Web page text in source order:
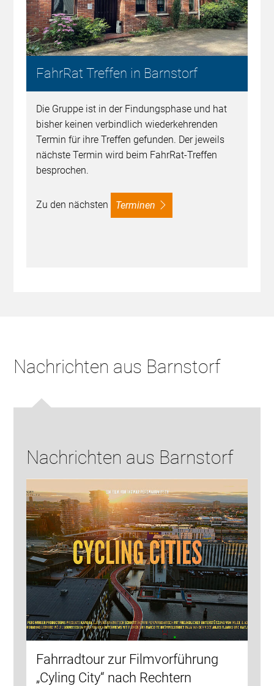
FahrRat Treffen in Barnstorf
Die Gruppe ist in der Findungsphase und hat
bisher keinen verbindlich wiederkehrenden
Termin für ihre Treffen gefunden. Der jeweils
nächste Termin wird beim FahrRat-Treffen
besprochen.
Zu den nächsten Terminen
Nachrichten aus Barnstorf
Nachrichten aus Barnstorf
Fahrradtour zur Filmvorführung
„Cyling City“ nach Rechtern